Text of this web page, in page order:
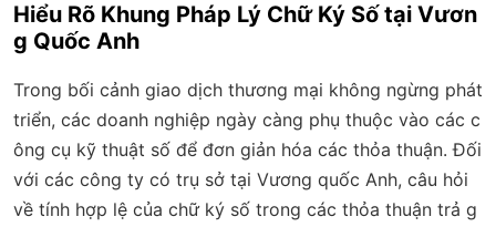
Hiểu Rõ Khung Pháp Lý Chữ Ký Số tại Vươn
g Quốc Anh
Trong bối cảnh giao dịch thương mại không ngừng phát
triển, các doanh nghiệp ngày càng phụ thuộc vào các c
ông cụ kỹ thuật số để đơn giản hóa các thỏa thuận. Đối
với các công ty có trụ sở tại Vương quốc Anh, câu hỏi
về tính hợp lệ của chữ ký số trong các thỏa thuận trả g